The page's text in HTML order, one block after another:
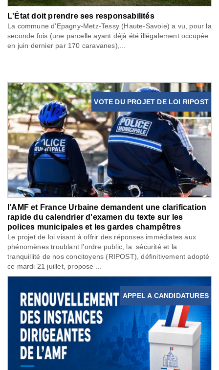
L'État doit prendre ses responsabilités
La commune d’Epagny-Metz-Tessy (Haute-Savoie) a vu, pour la
seconde fois (une parcelle ayant déjà été illégalement occupée
en juin dernier par 170 caravanes),...
VOTE DU PROJET DE LOI RIPOST
l'AMF et France Urbaine demandent une clarification
rapide du calendrier d'examen du texte sur les
polices municipales et les gardes champêtres
Le projet de loi visant à offrir des réponses immédiates aux
phénomènes troublant l’ordre public, la sécurité et la
tranquillité de nos concitoyens (RIPOST), définitivement adopté
ce mardi 21 juillet, propose ...
APPEL A CANDIDATURES